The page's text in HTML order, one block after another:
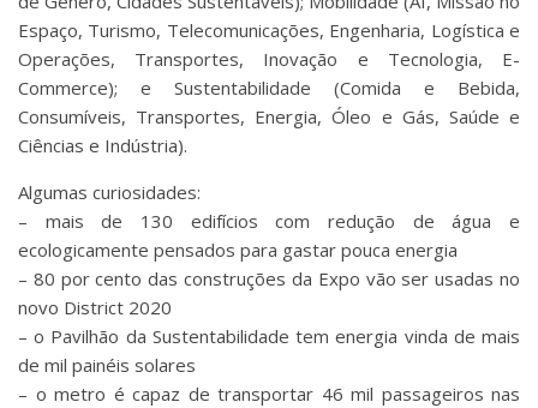
Espaço, Turismo, Telecomunicações, Engenharia, Logística e
Operações, Transportes, Inovação e Tecnologia, E-
Commerce); e Sustentabilidade (Comida e Bebida,
Consumíveis, Transportes, Energia, Óleo e Gás, Saúde e
Ciências e Indústria).
Algumas curiosidades:
– mais de 130 edifícios com redução de água e
ecologicamente pensados para gastar pouca energia
– 80 por cento das construções da Expo vão ser usadas no
novo District 2020
– o Pavilhão da Sustentabilidade tem energia vinda de mais
de mil painéis solares
– o metro é capaz de transportar 46 mil passageiros nas